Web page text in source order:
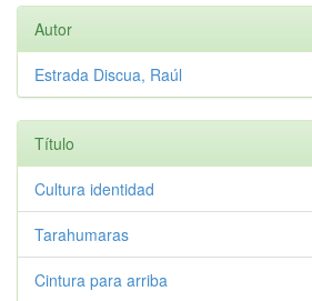
Autor
Estrada Discua, Raúl
Título
Cultura identidad
Tarahumaras
Cintura para arriba